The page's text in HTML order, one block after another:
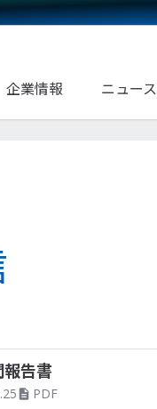
企業情報 ニュース
告書
PDF